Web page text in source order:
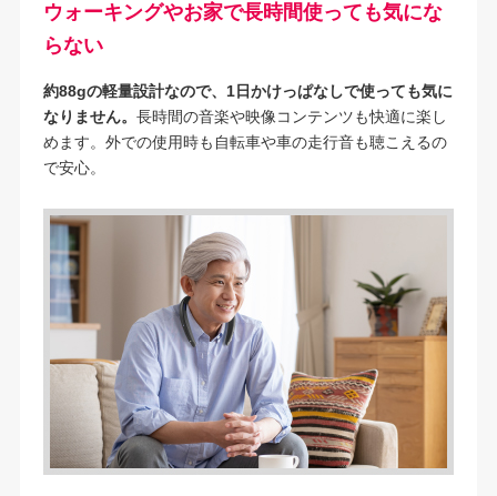
ウォーキングやお家で長時間使っても気にな
らない
約88gの軽量設計なので、1日かけっぱなしで使っても気に
なりません。 長時間の音楽や映像コンテンツも快適に楽し
めます。外での使用時も自転車や車の走行音も聴こえるの
で安心。